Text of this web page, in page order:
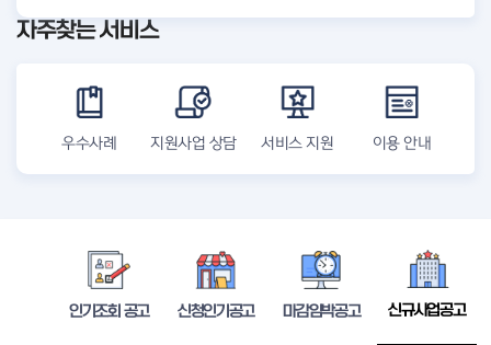
4
자주찾는 서비스
우수사례 지원사업 상담 서비스 지원 이용 안내
인기조회 공고 신청인기공고 마감임박공고 신규사업공고